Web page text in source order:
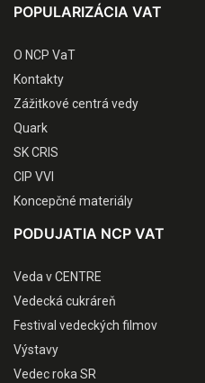
POPULARIZÁCIA VAT
O NCP VaT
Kontakty
Zážitkové centrá vedy
Quark
SK CRIS
CIP VVI
Koncepčné materiály
PODUJATIA NCP VAT
Veda v CENTRE
Vedecká cukráreň
Festival vedeckých filmov
Výstavy
Vedec roka SR